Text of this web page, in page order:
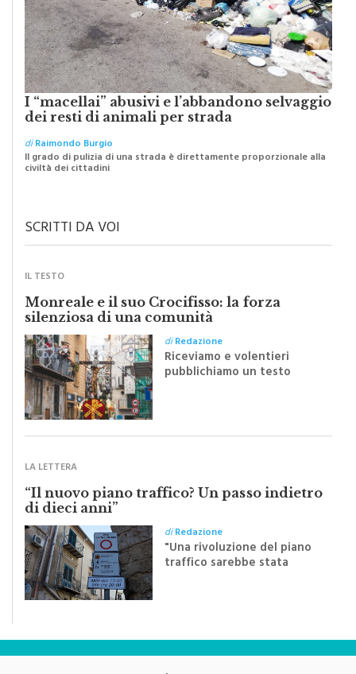
I “macellai” abusivi e l’abbandono selvaggio
dei resti di animali per strada
diRaimondo Burgio
Il grado di pulizia di una strada è direttamente proporzionale alla
civiltà dei cittadini
Monreale e il suo Crocifisso: la forza
silenziosa di una comunità
diRedazione
Riceviamo e volentieri
pubblichiamo un testo
inviato dalla scrittrice
monrealese Mariella
“Il nuovo piano traffico? Un passo indietro
di dieci anni”
"Una rivoluzione del piano
traffico sarebbe stata
efficace se preceduta da
una rivoluzione culturale"